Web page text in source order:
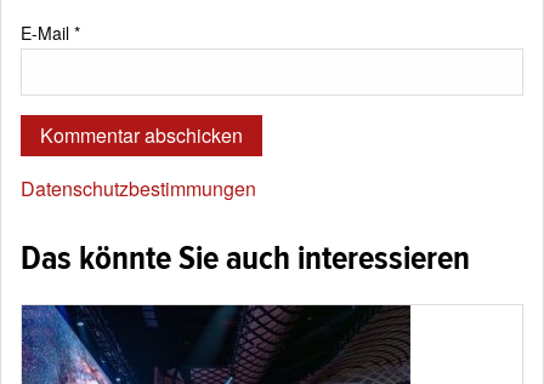
E-Mail *
Datenschutzbestimmungen
Das könnte Sie auch interessieren